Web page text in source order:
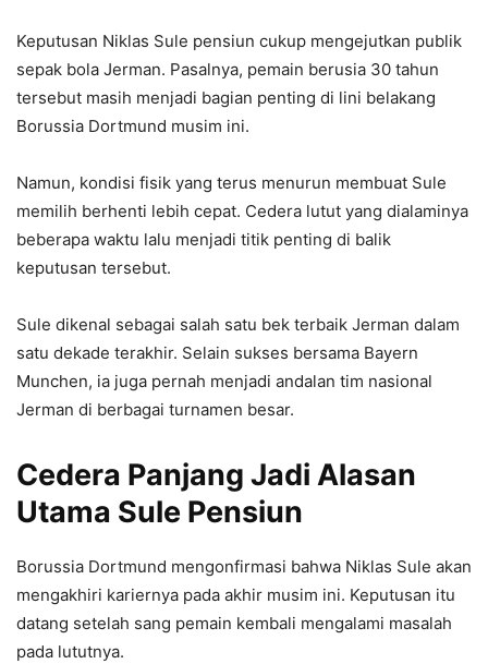
Keputusan Niklas Sule pensiun cukup mengejutkan publik
sepak bola Jerman. Pasalnya, pemain berusia 30 tahun
tersebut masih menjadi bagian penting di lini belakang
Borussia Dortmund musim ini.
Namun, kondisi fisik yang terus menurun membuat Sule
memilih berhenti lebih cepat. Cedera lutut yang dialaminya
beberapa waktu lalu menjadi titik penting di balik
keputusan tersebut.
Sule dikenal sebagai salah satu bek terbaik Jerman dalam
satu dekade terakhir. Selain sukses bersama Bayern
Munchen, ia juga pernah menjadi andalan tim nasional
Jerman di berbagai turnamen besar.
Cedera Panjang Jadi Alasan
Utama Sule Pensiun
Borussia Dortmund mengonfirmasi bahwa Niklas Sule akan
mengakhiri kariernya pada akhir musim ini. Keputusan itu
datang setelah sang pemain kembali mengalami masalah
pada lututnya.